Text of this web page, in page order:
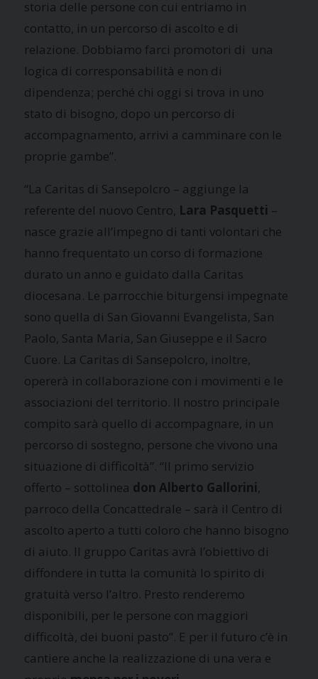
storia delle persone con cui entriamo in
contatto, in un percorso di ascolto e di
relazione. Dobbiamo farci promotori di una
logica di corresponsabilità e non di
dipendenza; perché chi oggi si trova in uno
stato di bisogno, dopo un percorso di
accompagnamento, arrivi a camminare con le
proprie gambe”.
“La Caritas di Sansepolcro – aggiunge la
referente del nuovo Centro, Lara Pasquetti –
nasce grazie all’impegno di tanti volontari che
hanno frequentato un corso di formazione
durato un anno e guidato dalla Caritas
diocesana. Le parrocchie biturgensi impegnate
sono quella di San Giovanni Evangelista, San
Paolo, Santa Maria, San Giuseppe e il Sacro
Cuore. La Caritas di Sansepolcro, inoltre,
opererà in collaborazione con i movimenti e le
associazioni del territorio. Il nostro principale
compito sarà quello di accompagnare, in un
percorso di sostegno, persone che vivono una
situazione di difficoltà”. “Il primo servizio
offerto – sottolinea don Alberto Gallorini,
parroco della Concattedrale – sarà il Centro di
ascolto aperto a tutti coloro che hanno bisogno
di aiuto. Il gruppo Caritas avrà l’obiettivo di
diffondere in tutta la comunità lo spirito di
gratuità verso l’altro. Presto renderemo
disponibili, per le persone con maggiori
difficoltà, dei buoni pasto”. E per il futuro c’è in
cantiere anche la realizzazione di una vera e